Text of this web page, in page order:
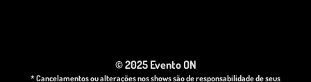
© 2025 Evento ON
* Cancelamentos ou alterações nos shows são de responsabilidade de seus